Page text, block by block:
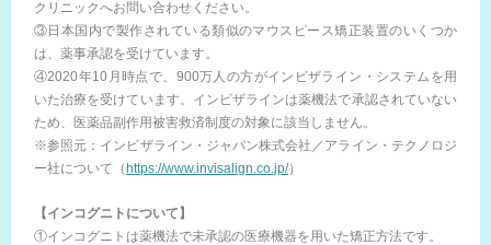
クリニックへお問い合わせください。
③日本国内で製作されている類似のマウスピース矯正装置のいくつか
は、薬事承認を受けています。
④2020年10月時点で、900万人の方がインビザライン・システムを用
いた治療を受けています。インビザラインは薬機法で承認されていない
ため、医薬品副作用被害救済制度の対象に該当しません。
※参照元：インビザライン・ジャパン株式会社／アライン・テクノロジ
ー社について（ https://www.invisalign.co.jp/）
【インコグニトについて】
①インコグニトは薬機法で未承認の医療機器を用いた矯正方法です。